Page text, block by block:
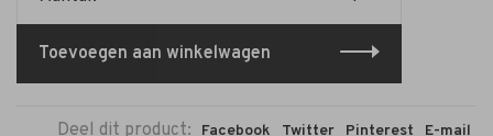
Toevoegen aan winkelwagen
Deel dit product: Facebook Twitter Pinterest E-mail